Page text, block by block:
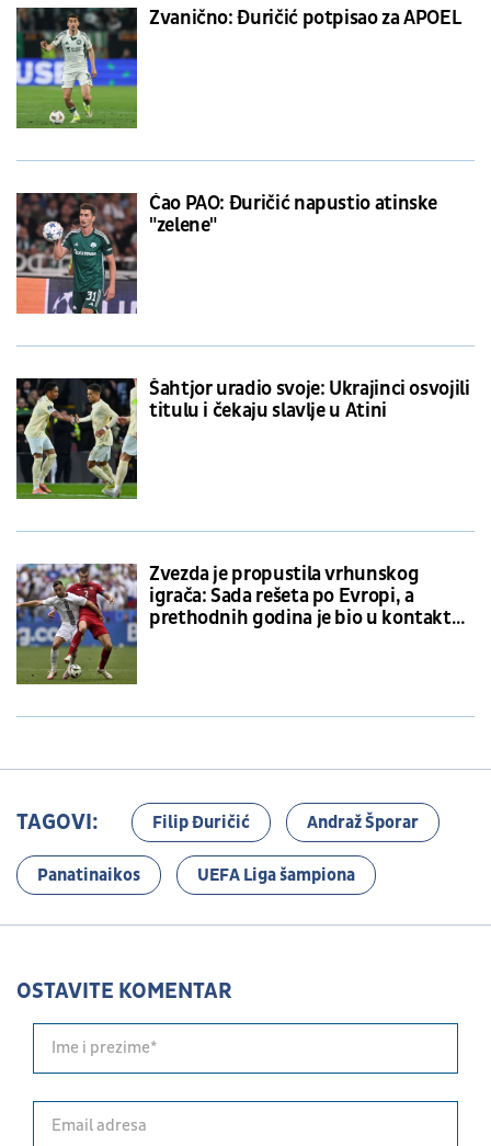
Zvanično: Đuričić potpisao za APOEL
Ćao PAO: Đuričić napustio atinske
"zelene"
Šahtjor uradio svoje: Ukrajinci osvojili
titulu i čekaju slavlje u Atini
Zvezda je propustila vrhunskog
igrača: Sada rešeta po Evropi, a
prethodnih godina je bio u kontaktu
TAGOVI: Filip Đuričić Andraž Šporar
Panatinaikos UEFA Liga šampiona
OSTAVITE KOMENTAR